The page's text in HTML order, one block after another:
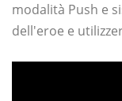
modalità Push e
dell'eroe e